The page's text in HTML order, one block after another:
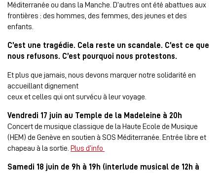
Méditerranée ou dans la Manche. D’autres ont été abattues aux
frontières : des hommes, des femmes, des jeunes et des
enfants.
C’est une tragédie. Cela reste un scandale. C’est ce que
nous refusons. C’est pourquoi nous protestons.
Et plus que jamais, nous devons marquer notre solidarité en
accueillant dignement
ceux et celles qui ont survécu à leur voyage.
Vendredi 17 juin au Temple de la Madeleine à 20h
Concert de musique classique de la Haute Ecole de Musique
(HEM) de Genève en soutien à SOS Méditerranée. Entrée libre et
chapeau à la sortie. Plus d’info
Samedi 18 juin de 9h à 19h (interlude musical de 12h à